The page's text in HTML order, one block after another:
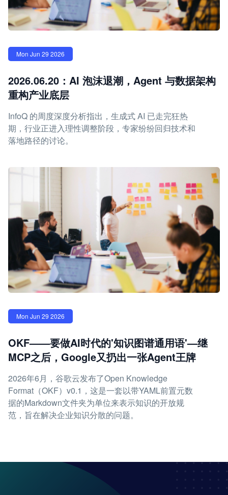
Mon Jun 29 2026
2026.06.20：AI 泡沫退潮，Agent 与数据架构
重构产业底层
InfoQ 的周度深度分析指出，生成式 AI 已走完狂热
期，行业正进入理性调整阶段，专家纷纷回归技术和
落地路径的讨论。
Mon Jun 29 2026
OKF——要做AI时代的'知识图谱通用语'—继
MCP之后，Google又扔出一张Agent王牌
2026年6月，谷歌云发布了Open Knowledge
Format（OKF）v0.1，这是一套以带YAML前置元数
据的Markdown文件夹为单位来表示知识的开放规
范，旨在解决企业知识分散的问题。